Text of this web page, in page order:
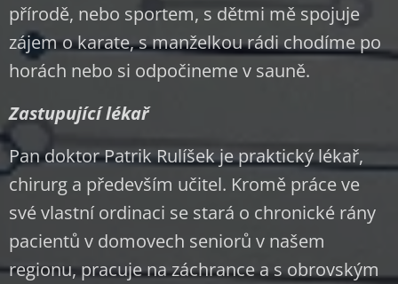
přírodě, nebo sportem, s dětmi mě spojuje
zájem o karate, s manželkou rádi chodíme po
horách nebo si odpočineme v sauně.
Zastupující lékař
Pan doktor Patrik Rulíšek je praktický lékař,
chirurg a především učitel. Kromě práce ve
své vlastní ordinaci se stará o chronické rány
pacientů v domovech seniorů v našem
regionu, pracuje na záchrance a s obrovským